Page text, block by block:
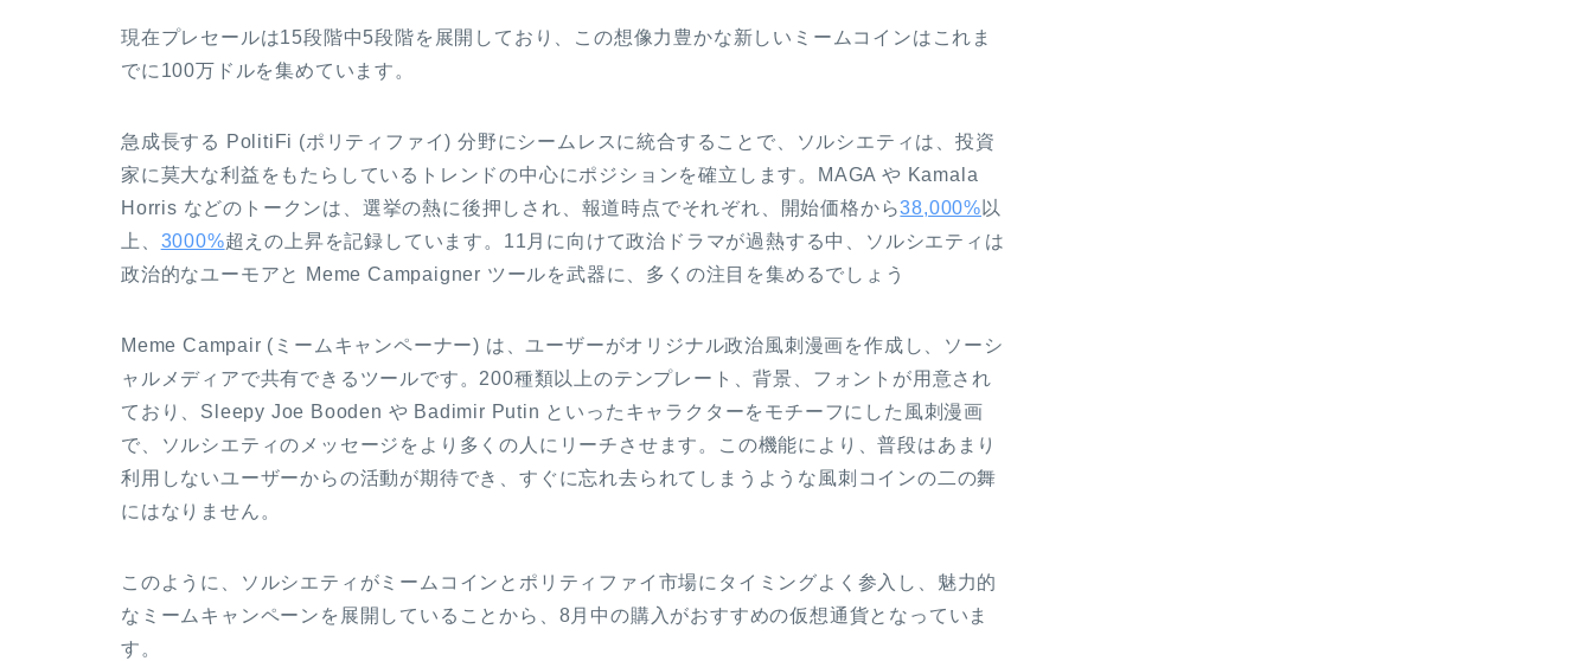
現在プレセールは15段階中5段階を展開しており、この想像力豊かな新しいミームコインはこれま
でに 100万ドルを集めています。
急成長する PolitiFi (ポリティファイ) 分野にシームレスに統合することで、ソルシエティは、投資
家に莫大な利益をもたらしているトレンドの中心にポジションを確立します。MAGA や Kamala
Horris などのトークンは、選挙の熱に後押しされ、報道時点でそれぞれ、開始価格から38,000% 以
上、 3000%超えの上昇を記録しています。11月に向けて政治ドラマが過熱する中、ソルシエティは
政治的なユーモアと Meme Campaigner ツールを武器に、多くの注目を集めるでしょう
Meme Campair (ミームキャンペーナー) は、ユーザーがオリジナル政治風刺漫画を作成し、ソーシ
ャルメディアで共有できるツールです。200種類以上のテンプレート、背景、フォントが用意され
ており、Sleepy Joe Booden や Badimir Putin といったキャラクターをモチーフにした風刺漫画
で、ソルシエティのメッセージをより多くの人にリーチさせます。この機能により、普段はあまり
利用しないユーザーからの活動が期待でき、すぐに忘れ去られてしまうような風刺コインの二の舞
にはなりません。
このように、ソルシエティがミームコインとポリティファイ市場にタイミングよく参入し、魅力的
なミームキャンペーンを展開していることから、8月中の購入がおすすめの仮想通貨となっていま
す。